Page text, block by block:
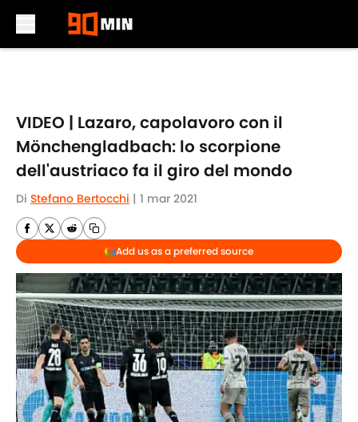
VIDEO | Lazaro, capolavoro con il
Mönchengladbach: lo scorpione
dell'austriaco fa il giro del mondo
Di Stefano Bertocchi | 1 mar 2021
Add us as a preferred source